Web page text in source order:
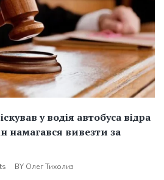
у водія автобуса відра
намагався вивезти за
BY Олег Тихолиз